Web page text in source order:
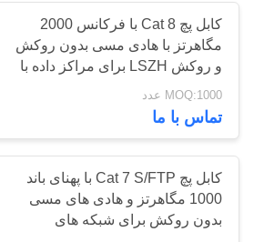
کابینت و قفسه
105
کابل پچ Cat 8 با فرکانس 2000
مگاهرتز با هادی مسی بدون روکش
و روکش LSZH برای مراکز داده با
سرعت بالا
MOQ:1000 عدد
تماس با ما
کابل پچ Cat 7 S/FTP با پهنای باند
1000 مگاهرتز و هادی های مسی
بدون روکش برای شبکه های